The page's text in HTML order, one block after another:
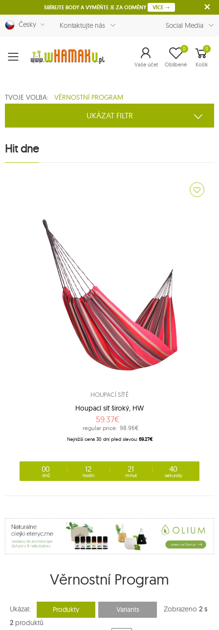
SBÍREJTE BODY A VYMĚŇTE JE ZA ODMĚNY VÍCE
Česky Kontaktujte nás Social Media
Menu Vaše účet Oblíbené
0 0
Košík
TVOJE VOLBA: VĚRNOSTNÍ PROGRAM
UKÁZAT FILTR
Hit dne
HOUPACÍ SÍTĚ
Houpací síť široký, HW
59.37€
regular price: 98.96€
Nejnižší cena 30 dní před slevou: 69.27€
00
dnů
12
hodin
21
minut
40
sekundy
Věrnostní Program
Ukázat: Produkty Variants Zobrazeno 2 s
2 produktů